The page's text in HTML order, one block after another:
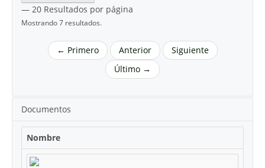
— 20 Resultados por página
Mostrando 7 resultados.
← Primero Anterior
Siguiente
Último →
Documentos
Nombre